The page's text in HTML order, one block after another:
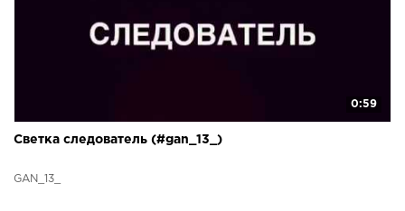
0:59
Светка следователь (#gan_13_)
GAN_13_